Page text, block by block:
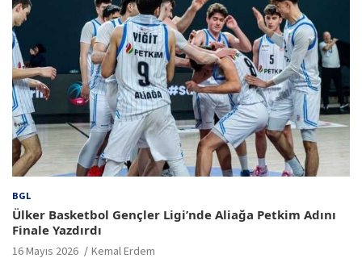
BGL
Ülker Basketbol Gençler Ligi’nde Aliağa Petkim Adını
Finale Yazdırdı
16 Mayıs 2026 Kemal Erdem